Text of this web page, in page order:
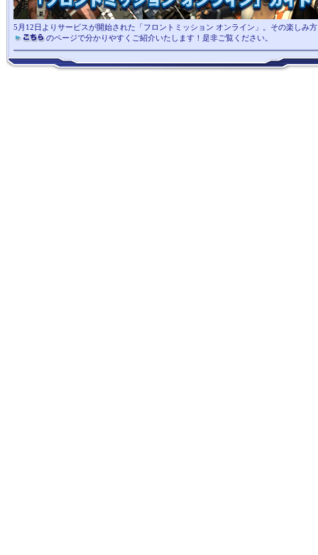
5月12日よりサービスが開始された「フロントミッション オンライン」。その楽しみ
のページで分かりやすくご紹介いたします！是非ご覧ください。